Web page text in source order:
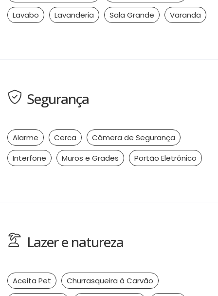
Lavabo
Lavanderia Sala Grande Varanda
Segurança
Alarme Cerca
Câmera de Segurança
Interfone
Muros e Grades Portão Eletrônico
Lazer e natureza
Aceita Pet Churrasqueira à Carvão